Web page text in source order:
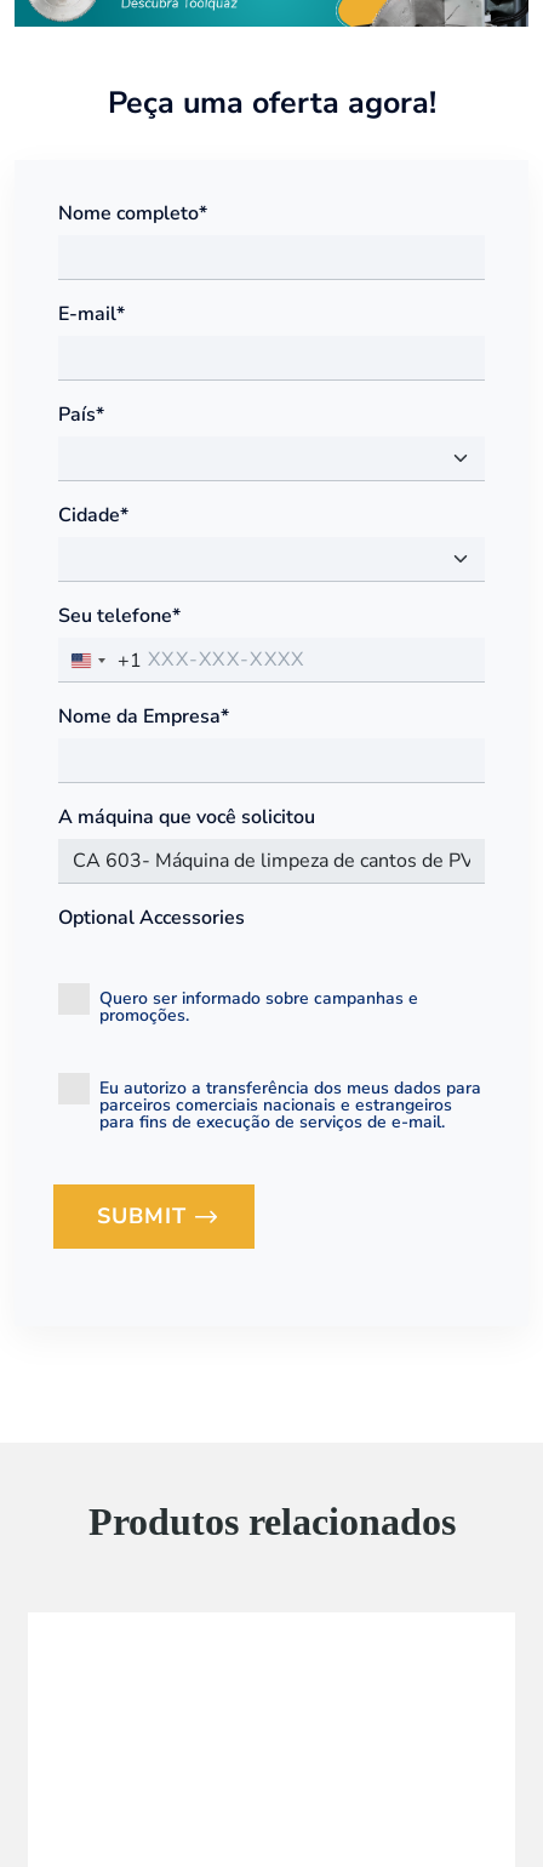
Peça uma oferta agora!
Nome completo*
E-mail*
País*
Cidade*
Seu telefone*
+1
Nome da Empresa*
A máquina que você solicitou
Optional Accessories
Quero ser informado sobre campanhas e
promoções.
Eu autorizo ​​a transferência dos meus dados para
parceiros comerciais nacionais e estrangeiros
para fins de execução de serviços de e-mail.
Loading...
SUBMIT
Produtos relacionados